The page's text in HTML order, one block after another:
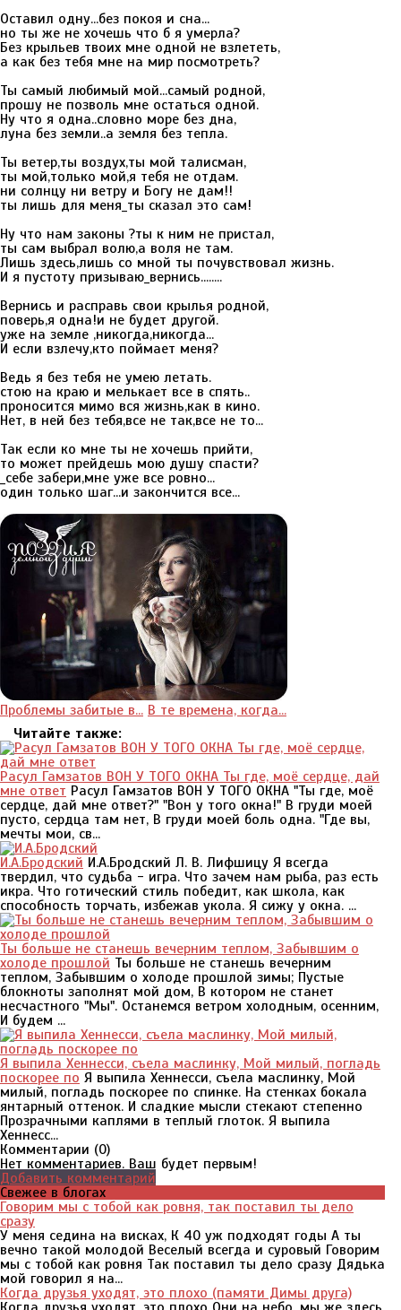
Оставил одну...без покоя и сна...
но ты же не хочешь что б я умерла?
Без крыльев твоих мне одной не взлететь,
а как без тебя мне на мир посмотреть?
Ты самый любимый мой...самый родной,
прошу не позволь мне остаться одной.
Ну что я одна..словно море без дна,
луна без земли..а земля без тепла.
Ты ветер,ты воздух,ты мой талисман,
ты мой,только мой,я тебя не отдам.
ни солнцу ни ветру и Богу не дам!!
ты лишь для меня_ты сказал это сам!
Ну что нам законы ?ты к ним не пристал,
ты сам выбрал волю,а воля не там.
Лишь здесь,лишь со мной ты почувствовал жизнь.
И я пустоту призываю_вернись........
Вернись и расправь свои крылья родной,
поверь,я одна!и не будет другой.
уже на земле ,никогда,никогда...
И если взлечу,кто поймает меня?
Ведь я без тебя не умею летать.
стою на краю и мелькает все в спять..
проносится мимо вся жизнь,как в кино.
Нет, в ней без тебя,все не так,все не то...
Так если ко мне ты не хочешь прийти,
то может прейдешь мою душу спасти?
_себе забери,мне уже все ровно...
один только шаг...и закончится все...
Проблемы забитые в... В те времена, когда...
Читайте также:
Расул Гамзатов ВОН У ТОГО ОКНА Ты где, моё сердце, дай
мне ответ Расул Гамзатов ВОН У ТОГО ОКНА "Ты где, моё
сердце, дай мне ответ?" "Вон у того окна!" В груди моей
пусто, сердца там нет, В груди моей боль одна. "Где вы,
мечты мои, св...
И.А.Бродский И.А.Бродский Л. В. Лифшицу Я всегда
твердил, что судьба - игра. Что зачем нам рыба, раз есть
икра. Что готический стиль победит, как школа, как
способность торчать, избежав укола. Я сижу у окна. ...
Ты больше не станешь вечерним теплом, Забывшим о
холоде прошлой Ты больше не станешь вечерним
теплом, Забывшим о холоде прошлой зимы; Пустые
блокноты заполнят мой дом, В котором не станет
несчастного "Мы". Останемся ветром холодным, осенним,
И будем ...
Я выпила Хеннесси, съела маслинку, Мой милый, погладь
поскорее по Я выпила Хеннесси, съела маслинку, Мой
милый, погладь поскорее по спинке. На стенках бокала
янтарный оттенок. И сладкие мысли стекают степенно
Прозрачными каплями в теплый глоток. Я выпила
Хеннесс...
Комментарии (0)
Нет комментариев. Ваш будет первым!
Добавить комментарий
Свежее в блогах
Говорим мы с тобой как ровня, так поставил ты дело
сразу
У меня седина на висках, К 40 уж подходят годы А ты
вечно такой молодой Веселый всегда и суровый Говорим
мы с тобой как ровня Так поставил ты дело сразу Дядька
мой говорил я на...
Когда друзья уходят, это плохо (памяти Димы друга)